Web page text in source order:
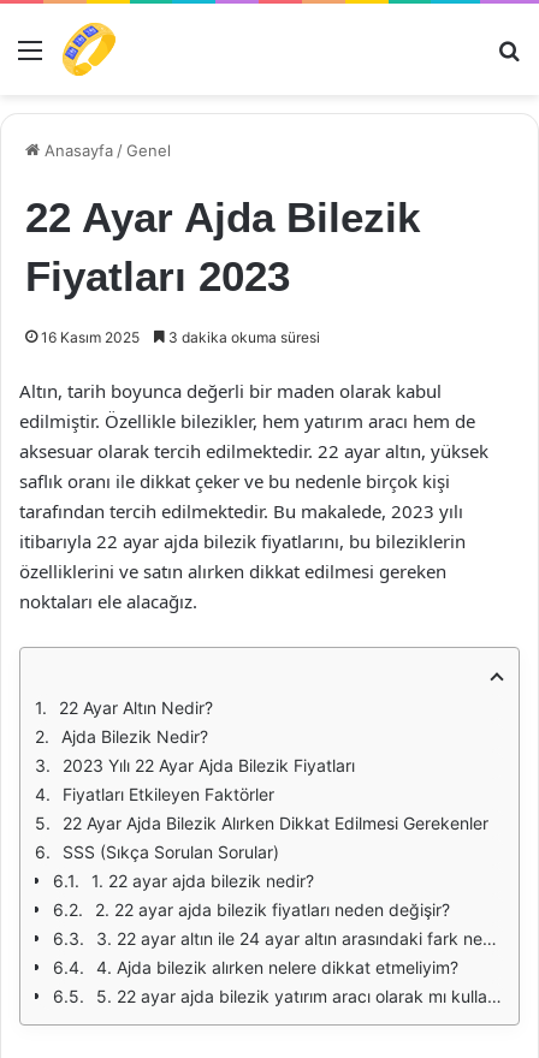
Menü
Anasayfa /Genel
22 Ayar Ajda Bilezik
Fiyatları 2023
16 Kasım 2025 3 dakika okuma süresi
Altın, tarih boyunca değerli bir maden olarak kabul
edilmiştir. Özellikle bilezikler, hem yatırım aracı hem de
aksesuar olarak tercih edilmektedir. 22 ayar altın, yüksek
saflık oranı ile dikkat çeker ve bu nedenle birçok kişi
tarafından tercih edilmektedir. Bu makalede, 2023 yılı
itibarıyla 22 ayar ajda bilezik fiyatlarını, bu bileziklerin
özelliklerini ve satın alırken dikkat edilmesi gereken
noktaları ele alacağız.
22 Ayar Altın Nedir?
Ajda Bilezik Nedir?
2023 Yılı 22 Ayar Ajda Bilezik Fiyatları
Fiyatları Etkileyen Faktörler
22 Ayar Ajda Bilezik Alırken Dikkat Edilmesi Gerekenler
SSS (Sıkça Sorulan Sorular)
1. 22 ayar ajda bilezik nedir?
2. 22 ayar ajda bilezik fiyatları neden değişir?
3. 22 ayar altın ile 24 ayar altın arasındaki fark nedir?
4. Ajda bilezik alırken nelere dikkat etmeliyim?
5. 22 ayar ajda bilezik yatırım aracı olarak mı kullanılabilir?